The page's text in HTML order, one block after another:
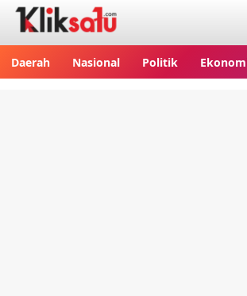
Daerah Nasional Politik